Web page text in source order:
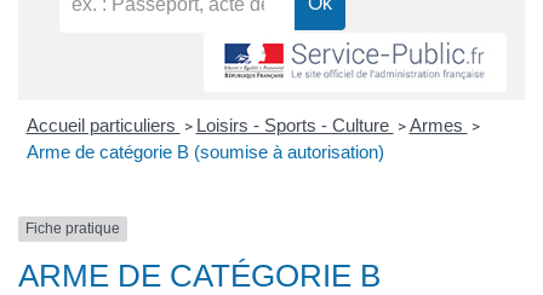
Accueil particuliers > Loisirs - Sports - Culture > Armes >
Arme de catégorie B (soumise à autorisation)
Fiche pratique
ARME DE CATÉGORIE B